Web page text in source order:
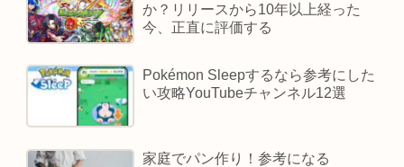
か？リリースから10年以上経った
今、正直に評価する
Pokémon Sleepするなら参考にした
い攻略YouTubeチャンネル12選
家庭でパン作り！参考になる